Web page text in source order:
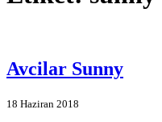
Avcilar Sunny
18 Haziran 2018